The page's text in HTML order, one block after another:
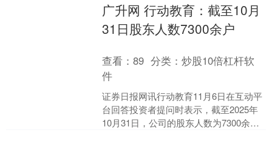
尽在新浪....
广升网 行动教育：截至10月
31日股东人数7300余户
查看：89 分类：炒股10倍杠杆软
件
证券日报网讯行动教育11月6日在互动平
台回答投资者提问时表示，截至2025年
10月31日，公司的股东人数为7300余